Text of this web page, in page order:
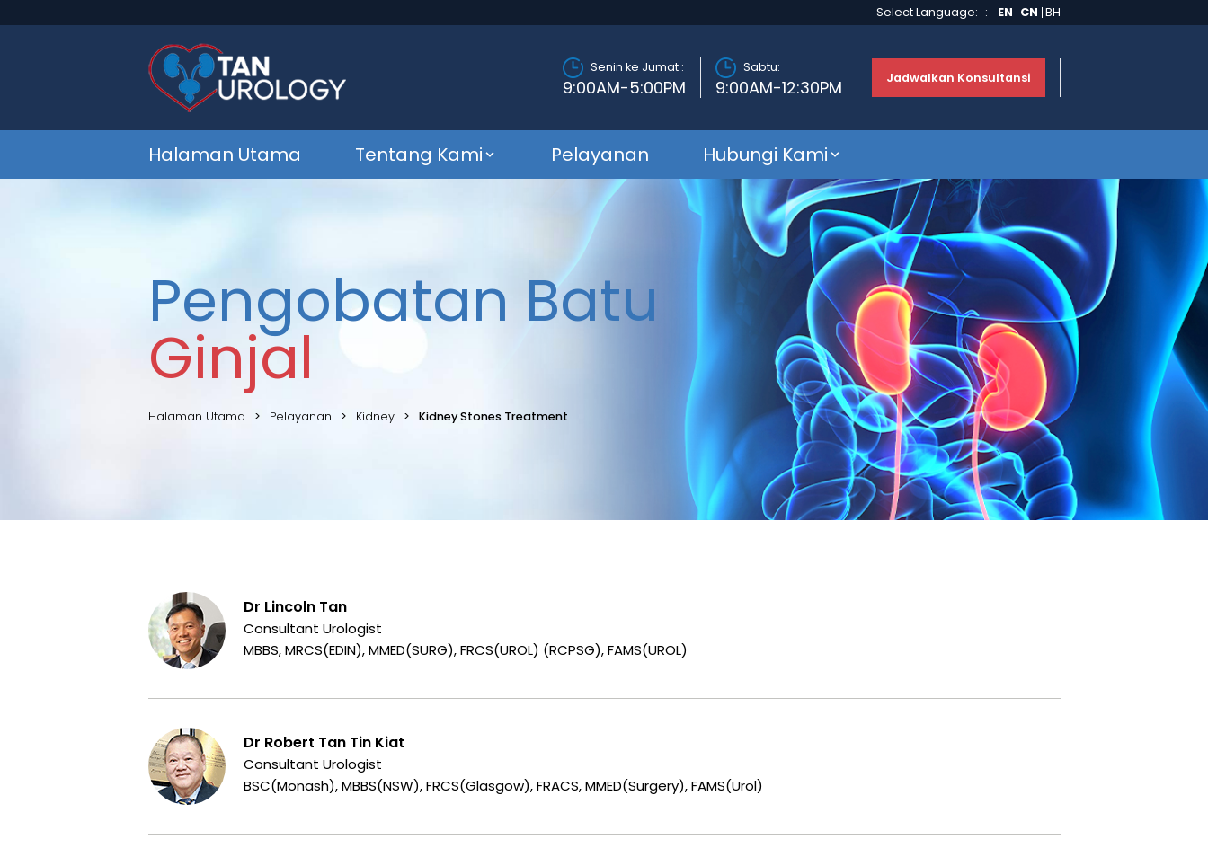
Select Language: : EN CN BH
Senin ke Jumat :
9:00AM-5:00PM
Sabtu:
9:00AM-12:30PM Jadwalkan Konsultansi
Halaman Utama Tentang Kami Pelayanan Hubungi Kami
Pengobatan Batu
Ginjal
Halaman Utama Pelayanan Kidney Kidney Stones Treatment
Dr Lincoln Tan
Consultant Urologist
MBBS, MRCS(EDIN), MMED(SURG), FRCS(UROL) (RCPSG), FAMS(UROL)
Dr Robert Tan Tin Kiat
Consultant Urologist
BSC(Monash), MBBS(NSW), FRCS(Glasgow), FRACS, MMED(Surgery), FAMS(Urol)